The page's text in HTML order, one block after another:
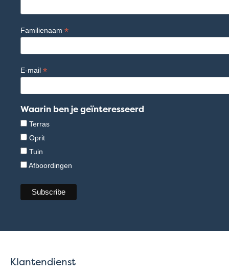
Familienaam *
E-mail *
Waarin ben je geïnteresseerd
Terras
Oprit
Tuin
Afboordingen
Klantendienst